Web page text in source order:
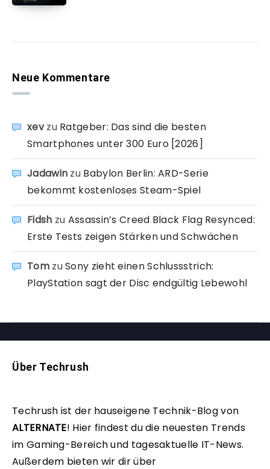
Neue Kommentare
xevzu Ratgeber: Das sind die besten
Smartphones unter 300 Euro [2026]
Jadawin zu Babylon Berlin: ARD-Serie
bekommt kostenloses Steam-Spiel
Fidsh zu Assassin’s Creed Black Flag Resynced:
Erste Tests zeigen Stärken und Schwächen
TomzuSony zieht einen Schlussstrich:
PlayStation sagt der Disc endgültig Lebewohl
Über Techrush
Techrush ist der hauseigene Technik-Blog von
ALTERNATE! Hier findest du die neuesten Trends
im Gaming-Bereich und tagesaktuelle IT-News.
Außerdem bieten wir dir über